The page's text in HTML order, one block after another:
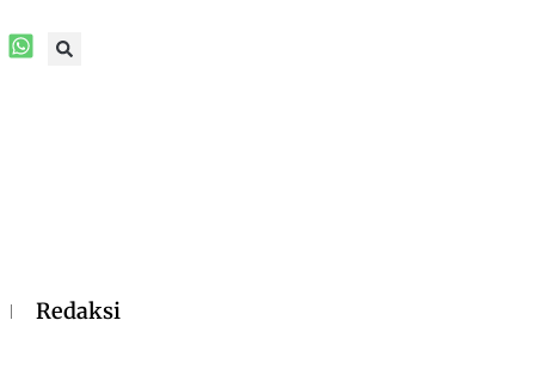
Redaksi